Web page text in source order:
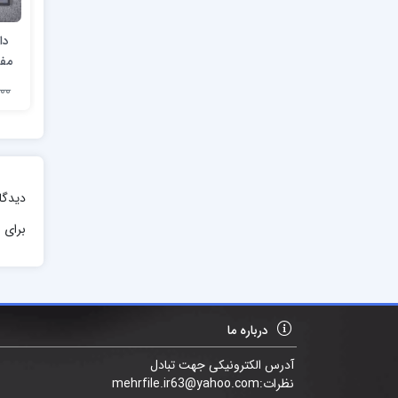
درباره ما
آدرس الکترونیکی جهت تبادل
نظرات:mehrfile.ir63@yahoo.com